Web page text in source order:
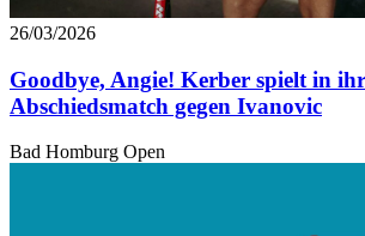
Footer aufgerufen und angepasst werden.
26/03/2026
Goodbye, Angie! Kerber spielt in
Abschiedsmatch gegen Ivanovic
Bad Homburg Open